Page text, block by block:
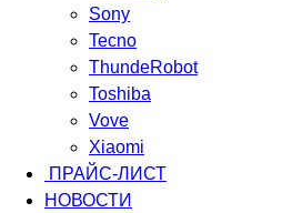
Sony
Tecno
ThundeRobot
Toshiba
Vove
Xiaomi
ПРАЙС-ЛИСТ
НОВОСТИ